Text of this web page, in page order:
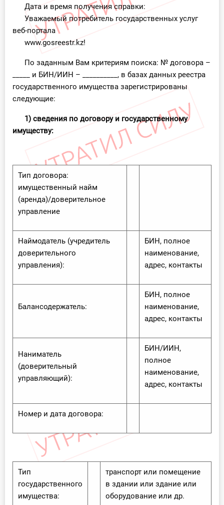
Дата и время получения справки:
Уважаемый потребитель государственных услуг
веб-портала
www.gosreestr.kz!
По заданным Вам критериям поиска: № договора –
_____ и БИН/ИИН – __________, в базах данных реестра
государственного имущества зарегистрированы
следующие:
1) сведения по договору и государственному
имуществу:
Тип договора:
имущественный найм
(аренда)/доверительное
управление
Наймодатель (учредитель
доверительного
управления):
БИН, полное
наименование,
адрес, контакты
Балансодержатель:
БИН, полное
наименование,
адрес, контакты
Наниматель
(доверительный
управляющий):
БИН/ИИН,
полное
наименование,
адрес, контакты
Номер и дата договора:
Тип
государственного
имущества:
транспорт или помещение
в здании или здание или
оборудование или др.